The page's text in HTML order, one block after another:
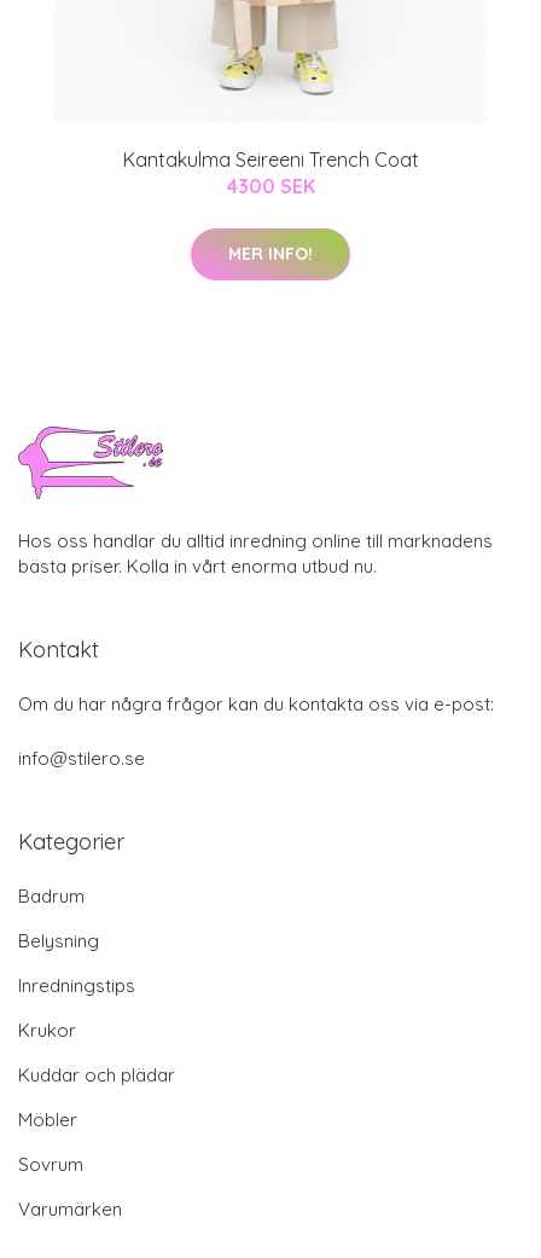
Kantakulma Seireeni Trench Coat
4300 SEK
MER INFO!
Hos oss handlar du alltid inredning online till marknadens
bästa priser. Kolla in vårt enorma utbud nu.
Kontakt
Om du har några frågor kan du kontakta oss via e-post:
info@stilero.se
Kategorier
Badrum
Belysning
Inredningstips
Krukor
Kuddar och plädar
Möbler
Sovrum
Varumärken